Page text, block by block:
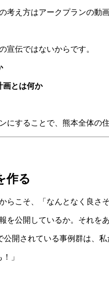
考え方はアークプランの動
宣伝ではないからです。
画とは何か
にすることで、熊本全体の
作る
こそ、「なんとなく良さ
公開しているか。それを
開されている事例群は、
」